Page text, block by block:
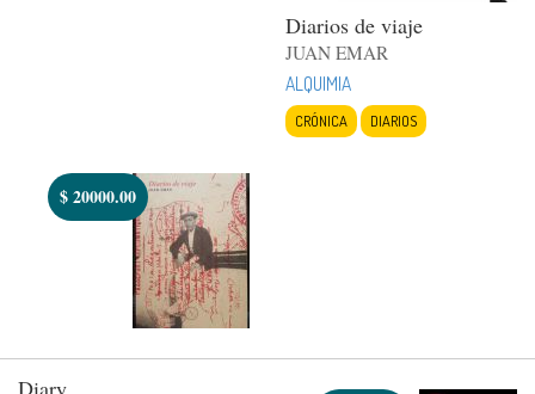
Diarios de viaje
JUAN EMAR
ALQUIMIA
CRÓNICA DIARIOS
$20000.00
Diary